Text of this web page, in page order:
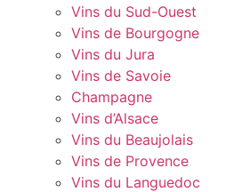
Vins du Sud-Ouest
Vins de Bourgogne
Vins du Jura
Vins de Savoie
Champagne
Vins d’Alsace
Vins du Beaujolais
Vins de Provence
Vins du Languedoc